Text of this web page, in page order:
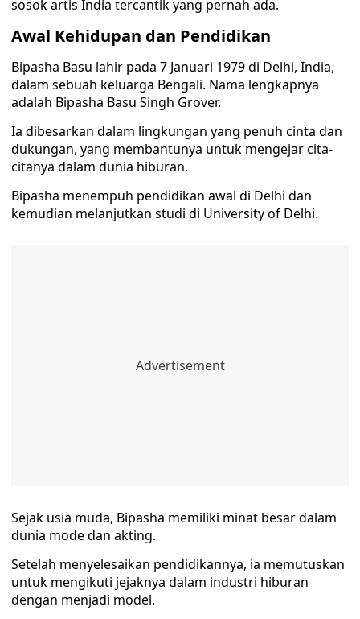
sosok artis India tercantik yang pernah ada.
Awal Kehidupan dan Pendidikan
Bipasha Basu lahir pada 7 Januari 1979 di Delhi, India,
dalam sebuah keluarga Bengali. Nama lengkapnya
adalah Bipasha Basu Singh Grover.
Ia dibesarkan dalam lingkungan yang penuh cinta dan
dukungan, yang membantunya untuk mengejar cita-
citanya dalam dunia hiburan.
Bipasha menempuh pendidikan awal di Delhi dan
kemudian melanjutkan studi di University of Delhi.
Sejak usia muda, Bipasha memiliki minat besar dalam
dunia mode dan akting.
Setelah menyelesaikan pendidikannya, ia memutuskan
untuk mengikuti jejaknya dalam industri hiburan
dengan menjadi model.